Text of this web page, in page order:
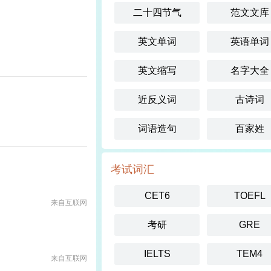
来自互联网
来自互联网
二十四节气 范文文库
英文单词 英语单词
英文缩写 名字大全
近反义词 古诗词
词语造句 百家姓
考试词汇
CET6 TOEFL
考研 GRE
IELTS TEM4